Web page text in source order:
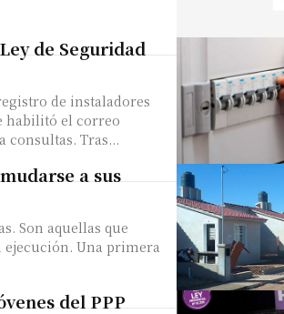
de Seguridad
de instaladores
habilitó el correo
infoleydeseguridadelectrica@gmail.com para consultas. Tras...
a sus
Son aquellas que
Una primera
del PPP